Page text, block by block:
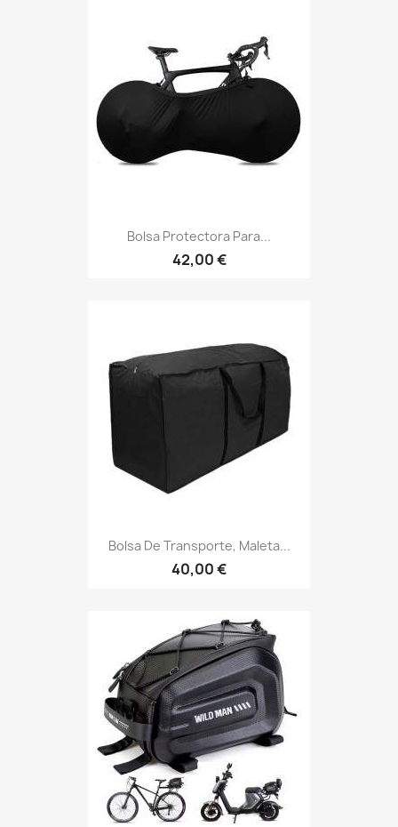
Bolsa Protectora Para...
42,00 €
Bolsa De Transporte, Maleta...
40,00 €